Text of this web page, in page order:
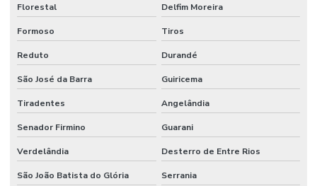
Florestal Delfim Moreira
Formoso Tiros
Reduto Durandé
São José da Barra Guiricema
Tiradentes Angelândia
Senador Firmino Guarani
Verdelândia Desterro de Entre Rios
São João Batista do Glória Serrania